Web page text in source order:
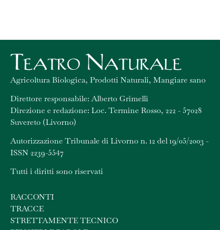
Agricoltura Biologica, Prodotti Naturali, Mangiare sano
Direttore responsabile: Alberto Grimelli
Direzione e redazione: Loc. Termine Rosso, 222 - 57028
Suvereto (Livorno)
Autorizzazione Tribunale di Livorno n. 12 del 19/05/2003 -
ISSN 2239-5547
Tutti i diritti sono riservati
RACCONTI
TRACCE
STRETTAMENTE TECNICO